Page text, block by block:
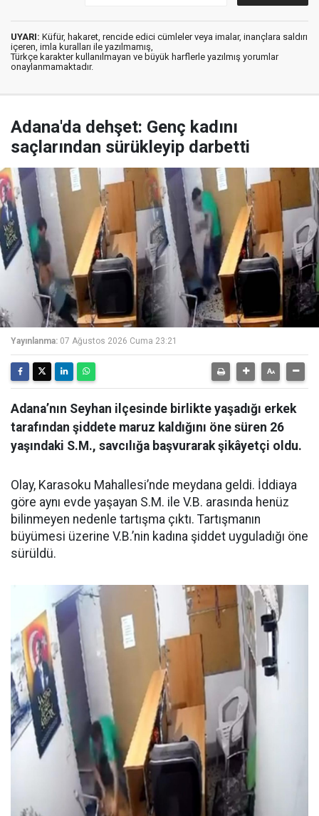
UYARI: Küfür, hakaret, rencide edici cümleler veya imalar, inançlara saldırı
içeren, imla kuralları ile yazılmamış,
Türkçe karakter kullanılmayan ve büyük harflerle yazılmış yorumlar
onaylanmamaktadır.
Adana'da dehşet: Genç kadını
saçlarından sürükleyip darbetti
Yayınlanma: 07 Ağustos 2026 Cuma 23:21
Adana’nın Seyhan ilçesinde birlikte yaşadığı erkek
tarafından şiddete maruz kaldığını öne süren 26
yaşındaki S.M., savcılığa başvurarak şikâyetçi oldu.
Olay, Karasoku Mahallesi’nde meydana geldi. İddiaya
göre aynı evde yaşayan S.M. ile V.B. arasında henüz
bilinmeyen nedenle tartışma çıktı. Tartışmanın
büyümesi üzerine V.B.’nin kadına şiddet uyguladığı öne
sürüldü.